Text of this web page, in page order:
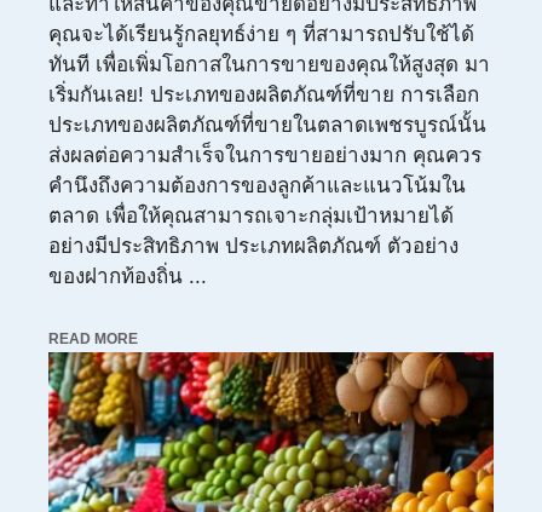
คุณจะได้เรียนรู้กลยุทธ์ง่าย ๆ ที่สามารถปรับใช้ได้
ทันที เพื่อเพิ่มโอกาสในการขายของคุณให้สูงสุด มา
เริ่มกันเลย! ประเภทของผลิตภัณฑ์ที่ขาย การเลือก
ประเภทของผลิตภัณฑ์ที่ขายในตลาดเพชรบูรณ์นั้น
ส่งผลต่อความสำเร็จในการขายอย่างมาก คุณควร
คำนึงถึงความต้องการของลูกค้าและแนวโน้มใน
ตลาด เพื่อให้คุณสามารถเจาะกลุ่มเป้าหมายได้
อย่างมีประสิทธิภาพ ประเภทผลิตภัณฑ์ ตัวอย่าง
ของฝากท้องถิ่น ...
READ MORE